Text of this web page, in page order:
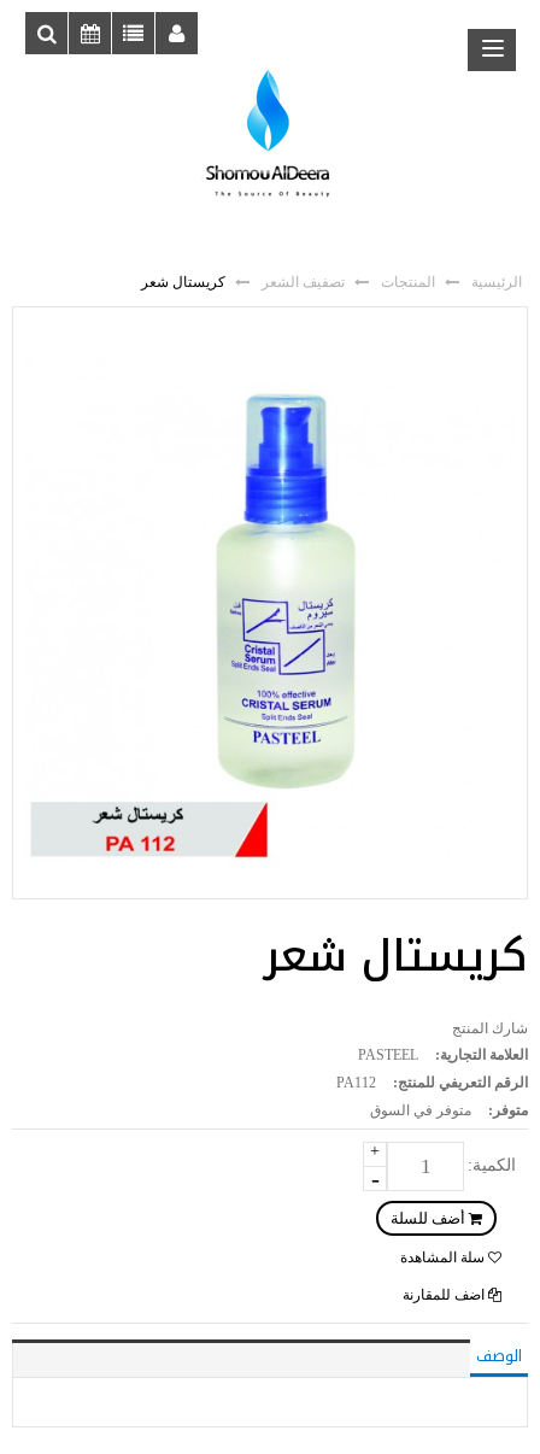
الرئيسية المنتجات تصفيف الشعر كريستال شعر
كريستال شعر
شارك المنتج
العلامة التجارية:
PASTEEL
الرقم التعريفي للمنتج:
متوفر:
متوفر في السوق
الكمية:
+
-
سلة المشاهدة
اضف للمقارنة
الوصف